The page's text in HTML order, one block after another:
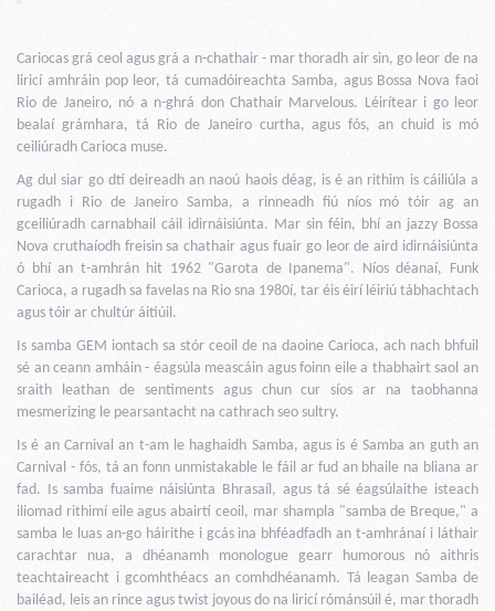
Cariocas grá ceol agus grá a n-chathair - mar thoradh air sin, go leor de na
liricí amhráin pop leor, tá cumadóireachta Samba, agus Bossa Nova faoi
Rio de Janeiro, nó a n-ghrá don Chathair Marvelous. Léirítear i go leor
bealaí grámhara, tá Rio de Janeiro curtha, agus fós, an chuid is mó
ceiliúradh Carioca muse.
Ag dul siar go dtí deireadh an naoú haois déag, is é an rithim is cáiliúla a
rugadh i Rio de Janeiro Samba, a rinneadh fiú níos mó tóir ag an
gceiliúradh carnabhail cáil idirnáisiúnta. Mar sin féin, bhí an jazzy Bossa
Nova cruthaíodh freisin sa chathair agus fuair go leor de aird idirnáisiúnta
ó bhí an t-amhrán hit 1962 "Garota de Ipanema". Níos déanaí, Funk
Carioca, a rugadh sa favelas na Rio sna 1980í, tar éis éirí léiriú tábhachtach
agus tóir ar chultúr áitiúil.
Is samba GEM iontach sa stór ceoil de na daoine Carioca, ach nach bhfuil
sé an ceann amháin - éagsúla meascáin agus foinn eile a thabhairt saol an
sraith leathan de sentiments agus chun cur síos ar na taobhanna
mesmerizing le pearsantacht na cathrach seo sultry.
Is é an Carnival an t-am le haghaidh Samba, agus is é Samba an guth an
Carnival - fós, tá an fonn unmistakable le fáil ar fud an bhaile na bliana ar
fad. Is samba fuaime náisiúnta Bhrasaíl, agus tá sé éagsúlaithe isteach
iliomad rithimí eile agus abairtí ceoil, mar shampla "samba de Breque," a
samba le luas an-go háirithe i gcás ina bhféadfadh an t-amhránaí i láthair
carachtar nua, a dhéanamh monologue gearr humorous nó aithris
teachtaireacht i gcomhthéacs an comhdhéanamh. Tá leagan Samba de
bailéad, leis an rince agus twist joyous do na liricí rómánsúil é, mar thoradh